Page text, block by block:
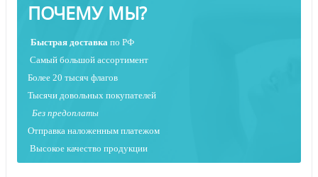
ПОЧЕМУ МЫ?
Быстрая доставка по РФ
Самый большой ассортимент
Более 20 тысяч флагов
Тысячи довольных покупателей
Без предоплаты
Отправка наложенным платежом
Высокое качество продукции